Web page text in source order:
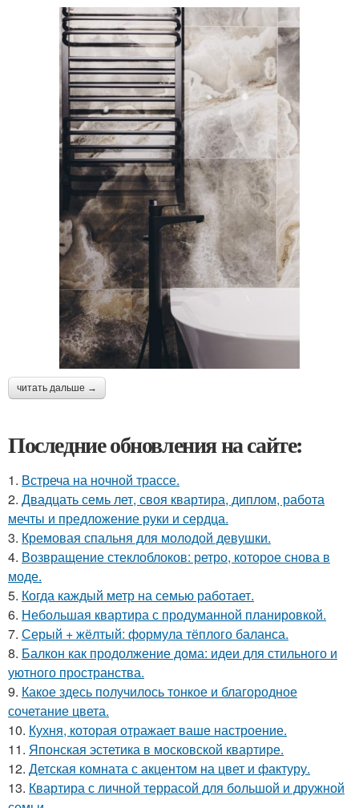
читать дальше →
Последние обновления на сайте:
1. Встреча на ночной трассе.
2. Двадцать семь лет, своя квартира, диплом, работа
мечты и предложение руки и сердца.
3. Кремовая спальня для молодой девушки.
4. Возвращение стеклоблоков: ретро, которое снова в
моде.
5. Когда каждый метр на семью работает.
6. Небольшая квартира с продуманной планировкой.
7. Серый + жёлтый: формула тёплого баланса.
8. Балкон как продолжение дома: идеи для стильного и
уютного пространства.
9. Какое здесь получилось тонкое и благородное
сочетание цвета.
10. Кухня, которая отражает ваше настроение.
11. Японская эстетика в московской квартире.
12. Детская комната с акцентом на цвет и фактуру.
13. Квартира с личной террасой для большой и дружной